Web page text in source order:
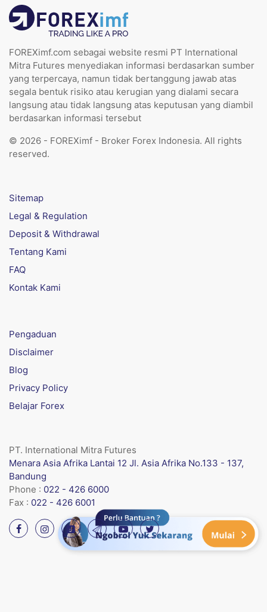
FOREXimf.com sebagai website resmi PT International
Mitra Futures menyediakan informasi berdasarkan sumber
yang terpercaya, namun tidak bertanggung jawab atas
segala bentuk risiko atau kerugian yang dialami secara
langsung atau tidak langsung atas keputusan yang diambil
berdasarkan informasi tersebut
© 2026 - FOREXimf - Broker Forex Indonesia. All rights
reserved.
Sitemap
Legal & Regulation
Deposit & Withdrawal
Tentang Kami
FAQ
Kontak Kami
Pengaduan
Disclaimer
Blog
Privacy Policy
Belajar Forex
PT. International Mitra Futures
Menara Asia Afrika Lantai 12 Jl. Asia Afrika No.133 - 137,
Bandung
Phone : 022 - 426 6000
Fax : 022 - 426 6001